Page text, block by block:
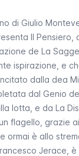
di Giulio
Il Pensiero
de La
ispirazione, e
dalla dea
dal Genio
lotta, e da La
flagello, grazie
ormai è allo
Jerace,